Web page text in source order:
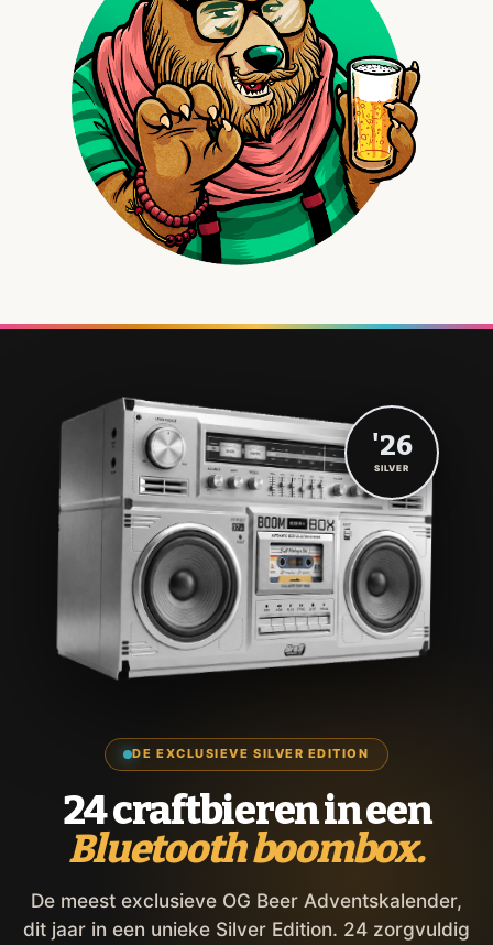
DE EXCLUSIEVE SILVER EDITION
24 craftbieren in een
Bluetooth boombox.
De meest exclusieve OG Beer Adventskalender,
dit jaar in een unieke Silver Edition. 24 zorgvuldig
'26
SILVER